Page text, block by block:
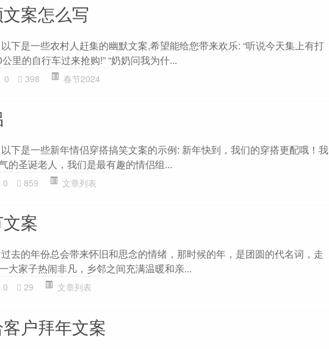
案怎么写
下是一些农村人赶集的幽默文案,希望能给您带来欢乐: “听说今天集上有打
里的自行车过来抢购!” “奶奶问我为什...
0 398 春节2024
下是一些新年情侣穿搭搞笑文案的示例: 新年快到，我们的穿搭更配哦！我
的圣诞老人，我们是最有趣的情侣组...
0 859 文章列表
案
去的年份总会带来怀旧和思念的情绪，那时候的年，是团圆的代名词，走
大家子热闹非凡，乡邻之间充满温暖和亲...
0 29 文章列表
户拜年文案